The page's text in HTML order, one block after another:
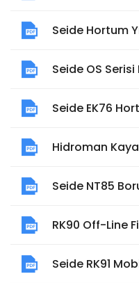
Seide Hortum
Seide OS
Seide EK76
Hidroman Kaya
Seide NT85
RK90 Off-Line
Seide RK91